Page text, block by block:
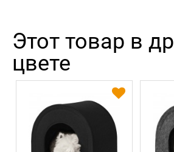
Этот товар в
цвете